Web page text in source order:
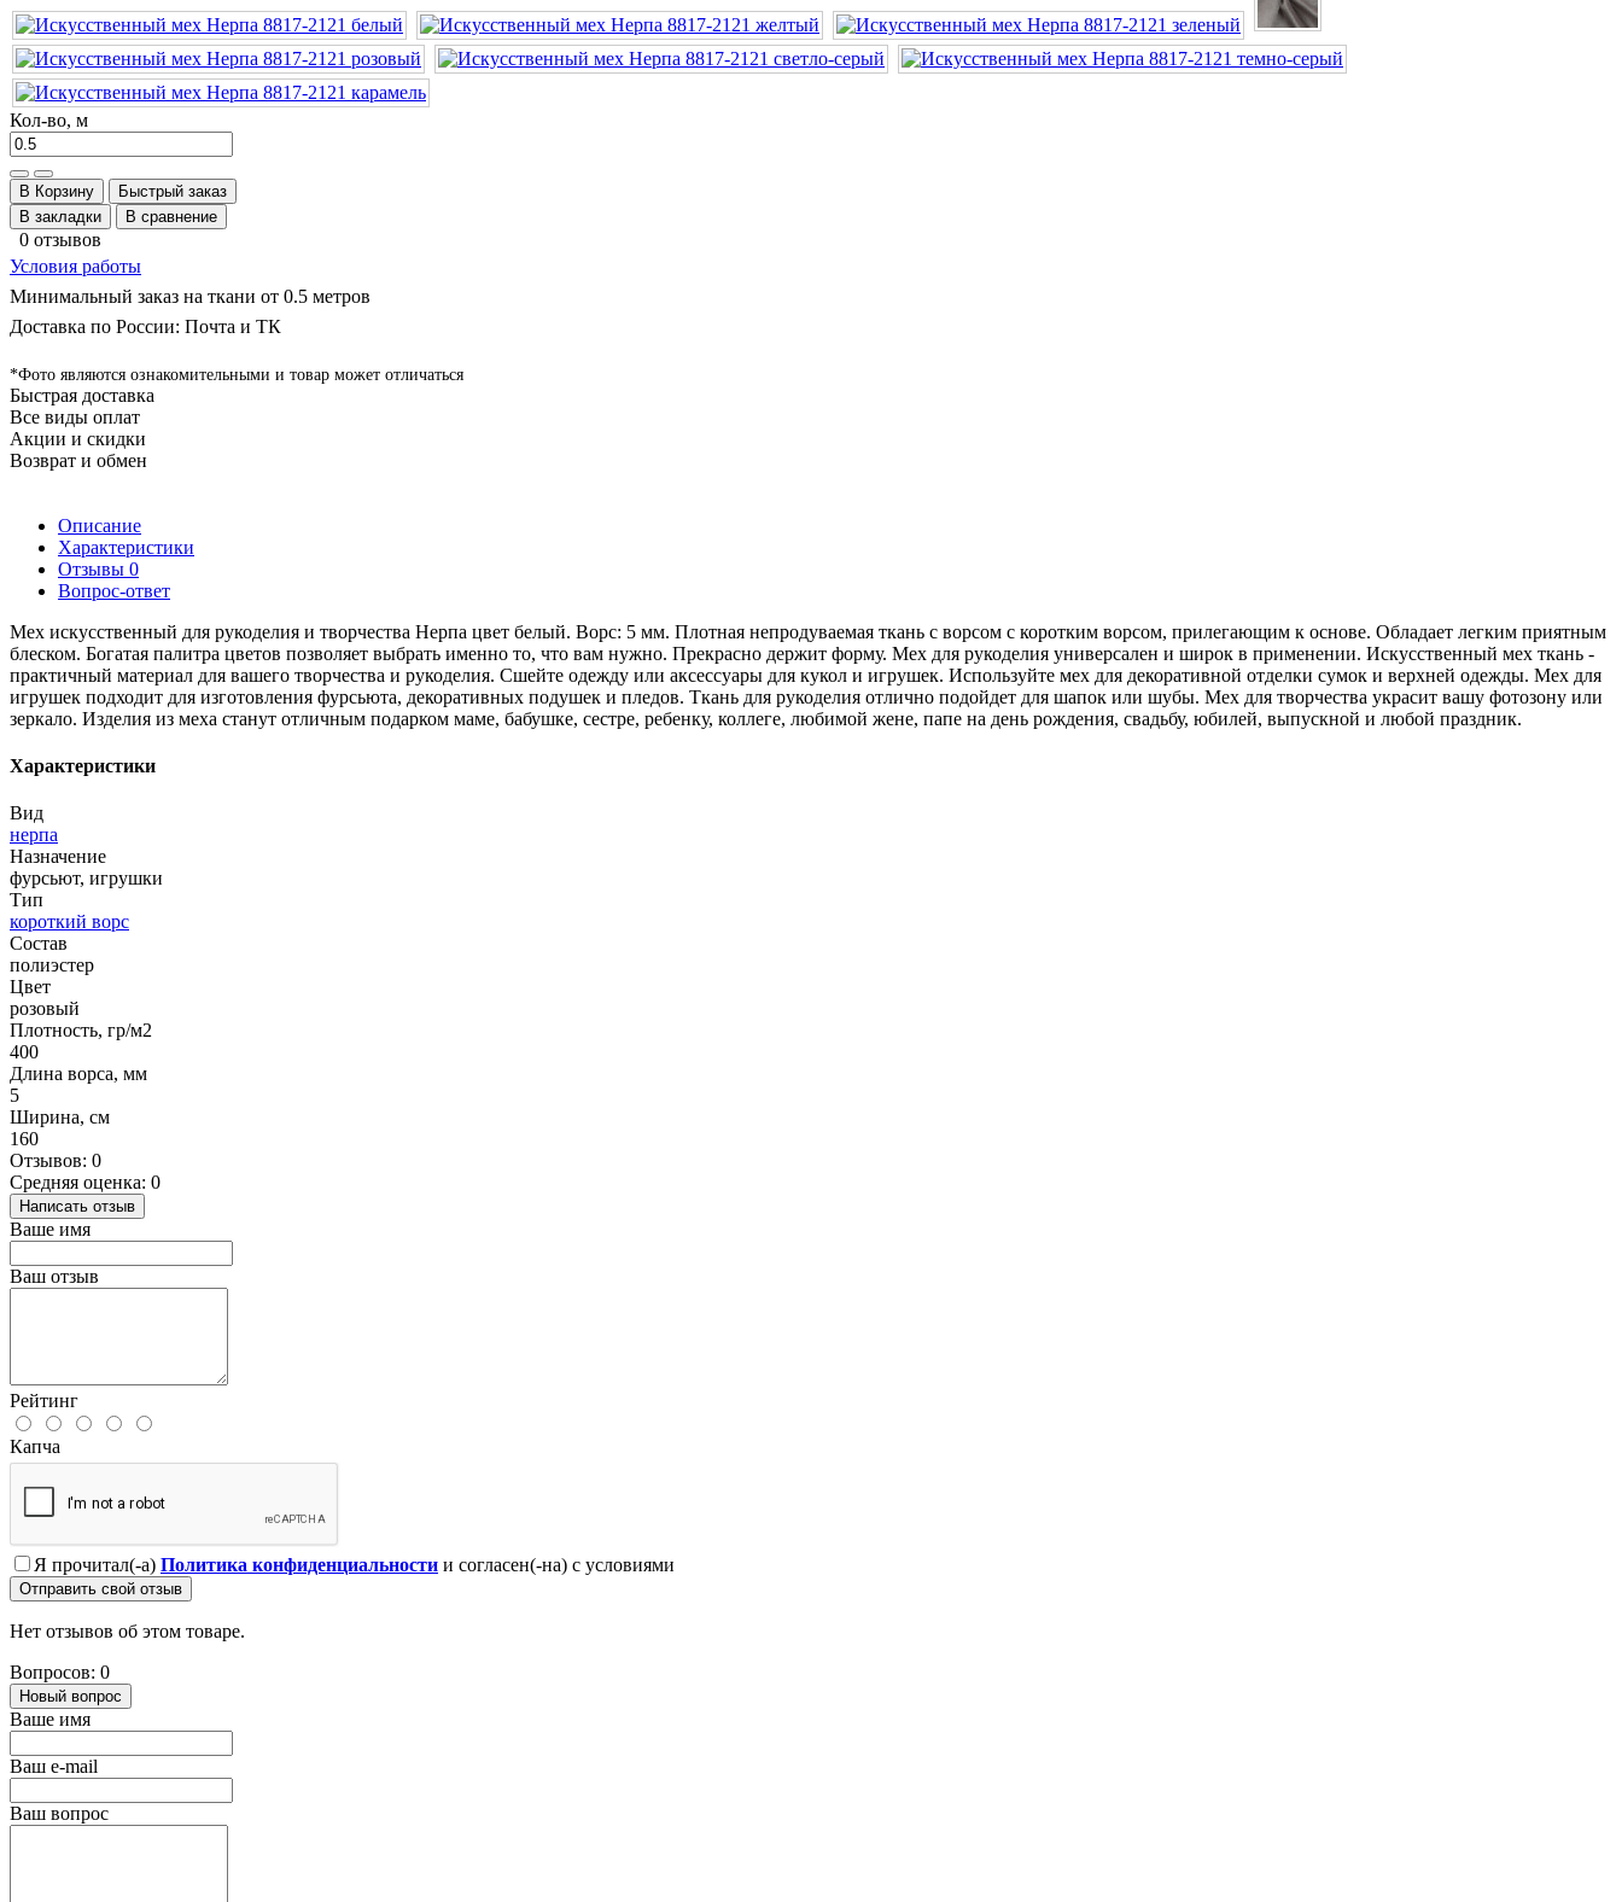
Кол-во, м
В Корзину
Быстрый заказ
В закладки
В сравнение
0 отзывов
Условия работы
Минимальный заказ на ткани от 0.5 метров
Доставка по России: Почта и ТК
*Фото являются ознакомительными и товар может отличаться
Быстрая доставка
Все виды оплат
Акции и скидки
Возврат и обмен
Описание
Характеристики
Отзывы 0
Вопрос-ответ
Мех искусственный для рукоделия и творчества Нерпа цвет белый. Ворс: 5 мм. Плотная непродуваемая ткань с ворсом с коротким ворсом, прилегающим к основе. Обладает легким приятным
блеском. Богатая палитра цветов позволяет выбрать именно то, что вам нужно. Прекрасно держит форму. Мех для рукоделия универсален и широк в применении. Искусственный мех ткань -
практичный материал для вашего творчества и рукоделия. Сшейте одежду или аксессуары для кукол и игрушек. Используйте мех для декоративной отделки сумок и верхней одежды. Мех для
игрушек подходит для изготовления фурсьюта, декоративных подушек и пледов. Ткань для рукоделия отлично подойдет для шапок или шубы. Мех для творчества украсит вашу фотозону или
зеркало. Изделия из меха станут отличным подарком маме, бабушке, сестре, ребенку, коллеге, любимой жене, папе на день рождения, свадьбу, юбилей, выпускной и любой праздник.
Характеристики
Вид
нерпа
Назначение
фурсьют, игрушки
Тип
короткий ворс
Состав
полиэстер
Цвет
розовый
Плотность, гр/м2
400
Длина ворса, мм
5
Ширина, см
160
Отзывов: 0
Средняя оценка: 0
Написать отзыв
Ваше имя
Ваш отзыв
Рейтинг
Капча
Я прочитал(-а) Политика конфиденциальности и согласен(-на) с условиями
Отправить свой отзыв
Нет отзывов об этом товаре.
Вопросов: 0
Новый вопрос
Ваше имя
Ваш e-mail
Ваш вопрос